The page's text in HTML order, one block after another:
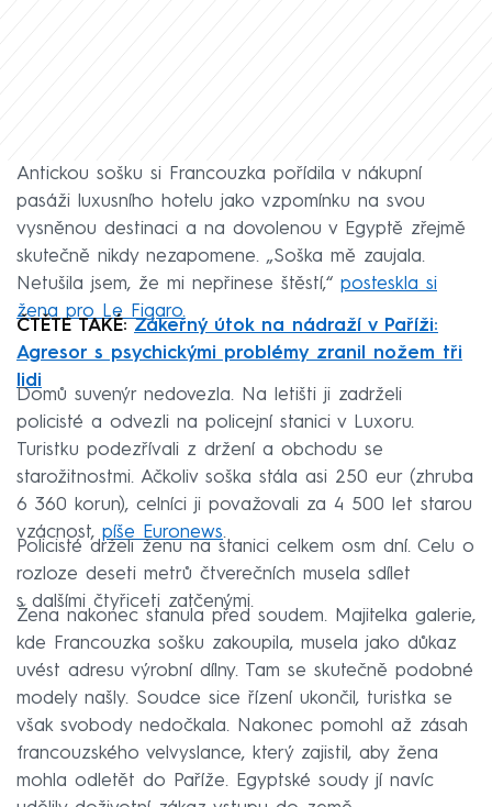
Antickou sošku si Francouzka pořídila v nákupní
pasáži luxusního hotelu jako vzpomínku na svou
vysněnou destinaci a na dovolenou v Egyptě zřejmě
skutečně nikdy nezapomene. „Soška mě zaujala.
Netušila jsem, že mi nepřinese štěstí,“ posteskla si
žena pro Le Figaro.
ČTĚTE TAKÉ: Zákeřný útok na nádraží v Paříži:
Agresor s psychickými problémy zranil nožem tři
lidi
Domů suvenýr nedovezla. Na letišti ji zadrželi
policisté a odvezli na policejní stanici v Luxoru.
Turistku podezřívali z držení a obchodu se
starožitnostmi. Ačkoliv soška stála asi 250 eur (zhruba
6 360 korun), celníci ji považovali za 4 500 let starou
vzácnost, píše Euronews.
Policisté drželi ženu na stanici celkem osm dní. Celu o
rozloze deseti metrů čtverečních musela sdílet
s dalšími čtyřiceti zatčenými.
Žena nakonec stanula před soudem. Majitelka galerie,
kde Francouzka sošku zakoupila, musela jako důkaz
uvést adresu výrobní dílny. Tam se skutečně podobné
modely našly. Soudce sice řízení ukončil, turistka se
však svobody nedočkala. Nakonec pomohl až zásah
francouzského velvyslance, který zajistil, aby žena
mohla odletět do Paříže. Egyptské soudy jí navíc